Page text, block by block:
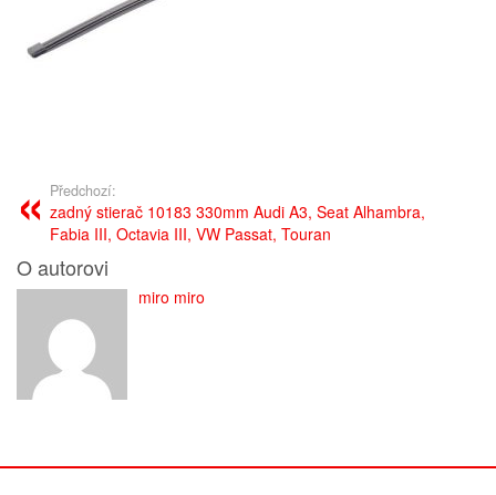
Předchozí:
zadný stierač 10183 330mm Audi A3, Seat Alhambra,
Fabia III, Octavia III, VW Passat, Touran
O autorovi
miro miro